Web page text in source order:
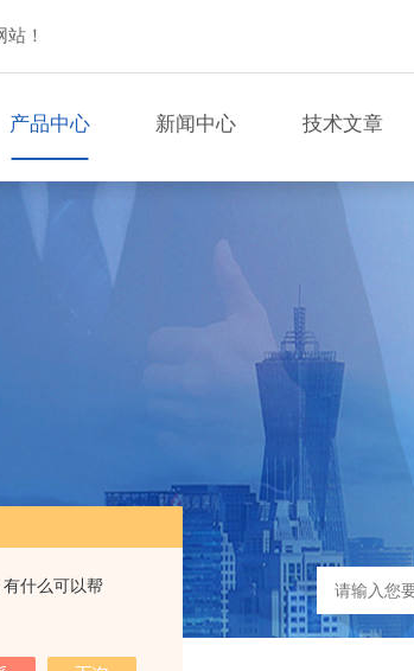
什么可以帮
！
产品中心 新闻中心 技术文章